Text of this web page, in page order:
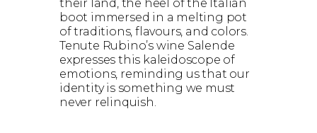
their land, the heel of the Italian
boot immersed in a melting pot
of traditions, flavours, and colors.
Tenute Rubino’s wine Salende
expresses this kaleidoscope of
emotions, reminding us that our
identity is something we must
never relinquish.